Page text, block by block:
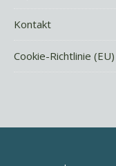
Kontakt
Cookie-Richtlinie (EU)